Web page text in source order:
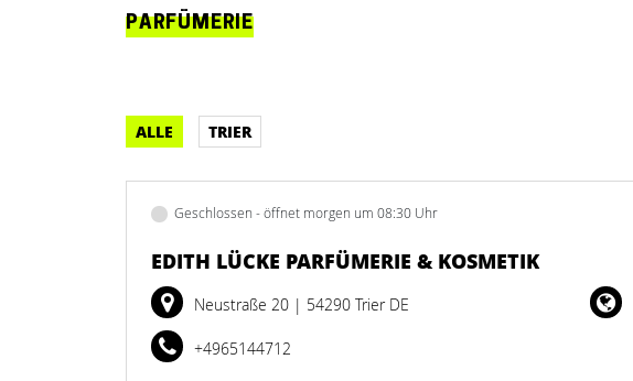
PARFÜMERIE
ALLE TRIER
Geschlossen - öffnet morgen um 08:30 Uhr
EDITH LÜCKE PARFÜMERIE & KOSMETIK
Neustraße 20 | 54290 Trier DE
+4965144712